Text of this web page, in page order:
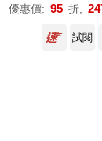
優惠價: 95 折,
試閱